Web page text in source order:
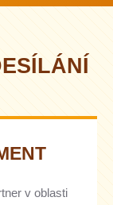
v oblasti